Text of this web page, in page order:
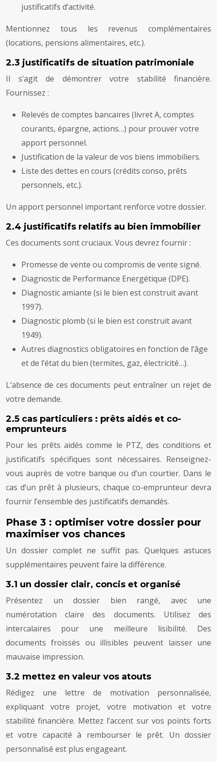
justificatifs d’activité.
Mentionnez tous les revenus complémentaires
(locations, pensions alimentaires, etc.).
2.3 justificatifs de situation patrimoniale
Il s’agit de démontrer votre stabilité financière.
Fournissez :
Relevés de comptes bancaires (livret A, comptes
courants, épargne, actions…) pour prouver votre
apport personnel.
Justification de la valeur de vos biens immobiliers.
Liste des dettes en cours (crédits conso, prêts
personnels, etc.).
Un apport personnel important renforce votre dossier.
2.4 justificatifs relatifs au bien immobilier
Ces documents sont cruciaux. Vous devrez fournir :
Promesse de vente ou compromis de vente signé.
Diagnostic de Performance Energétique (DPE).
Diagnostic amiante (si le bien est construit avant
1997).
Diagnostic plomb (si le bien est construit avant
1949).
Autres diagnostics obligatoires en fonction de l’âge
et de l’état du bien (termites, gaz, électricité…).
L’absence de ces documents peut entraîner un rejet de
votre demande.
2.5 cas particuliers : prêts aidés et co-
emprunteurs
Pour les prêts aidés comme le PTZ, des conditions et
justificatifs spécifiques sont nécessaires. Renseignez-
vous auprès de votre banque ou d’un courtier. Dans le
cas d’un prêt à plusieurs, chaque co-emprunteur devra
fournir l’ensemble des justificatifs demandés.
Phase 3 : optimiser votre dossier pour
maximiser vos chances
Un dossier complet ne suffit pas. Quelques astuces
supplémentaires peuvent faire la différence.
3.1 un dossier clair, concis et organisé
Présentez un dossier bien rangé, avec une
numérotation claire des documents. Utilisez des
intercalaires pour une meilleure lisibilité. Des
documents froissés ou illisibles peuvent laisser une
mauvaise impression.
3.2 mettez en valeur vos atouts
Rédigez une lettre de motivation personnalisée,
expliquant votre projet, votre motivation et votre
stabilité financière. Mettez l’accent sur vos points forts
et votre capacité à rembourser le prêt. Un dossier
personnalisé est plus engageant.